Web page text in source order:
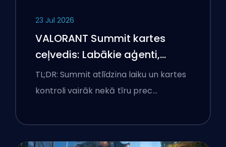
23 Jul 2026
VALORANT Summit kartes
ceļvedis: Labākie aģenti,
izsaukumi un dūmi
TL;DR: Summit atlīdzina laiku un kartes
kontroli vairāk nekā tīru prec…